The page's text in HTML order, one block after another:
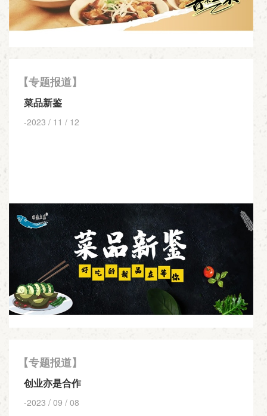
【专题报道】
菜品新鉴
-2023 / 11 / 12
【专题报道】
创业亦是合作
-2023 / 09 / 08